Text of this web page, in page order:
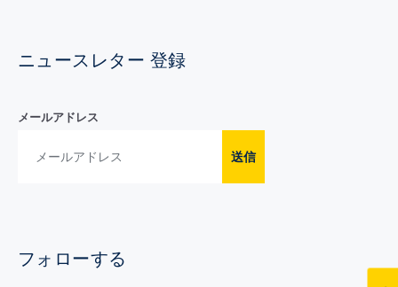
ニュースレター 登録
メールアドレス
送信
フォローする